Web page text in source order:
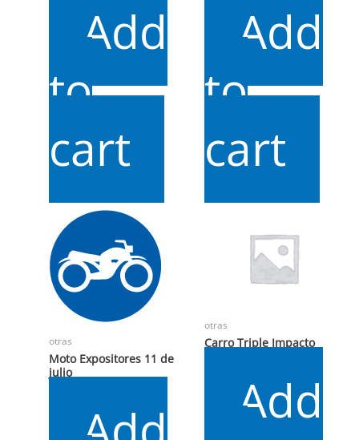
Add
to
cart
Add
to
cart
otras
Moto Expositores 11 de
julio
otras
Carro Triple Impacto
Add